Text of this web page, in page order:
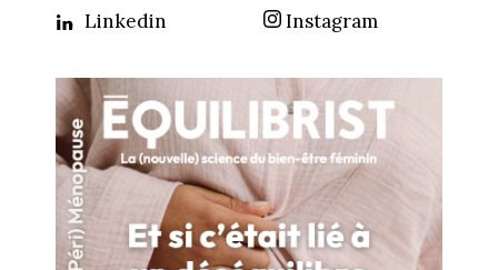
Linkedin
Instagram